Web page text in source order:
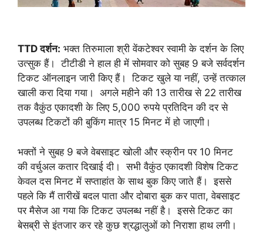
TTD दर्शन: भक्त तिरुमाला श्री वेंकटेश्वर स्वामी के दर्शन के लिए
उत्सुक हैं। टीटीडी ने हाल ही में सोमवार को सुबह 9 बजे सर्वदर्शन
टिकट ऑनलाइन जारी किए हैं। टिकट खुले या नहीं, उन्हें तत्काल
खाली करा दिया गया। अगले महीने की 13 तारीख से 22 तारीख
तक वैकुंठ एकादशी के लिए 5,000 रुपये प्रतिदिन की दर से
उपलब्ध टिकटों की बुकिंग मात्र 15 मिनट में हो जाएगी।
भक्तों ने सुबह 9 बजे वेबसाइट खोली और स्क्रीन पर 10 मिनट
की वर्चुअल कतार दिखाई दी। सभी वैकुंठ एकादशी विशेष टिकट
केवल दस मिनट में सप्ताहांत के साथ बुक किए जाते हैं। इससे
पहले कि मैं तारीखें बदल पाता और दोबारा बुक कर पाता, वेबसाइट
पर मैसेज आ गया कि टिकट उपलब्ध नहीं है। इससे टिकट का
बेसब्री से इंतजार कर रहे कुछ श्रद्धालुओं को निराशा हाथ लगी।